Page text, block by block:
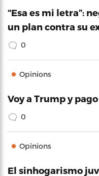
“Esa es mi letra”:
un plan contra su
0
Opinions
Voy a Trump y
0
Opinions
El sinhogarismo